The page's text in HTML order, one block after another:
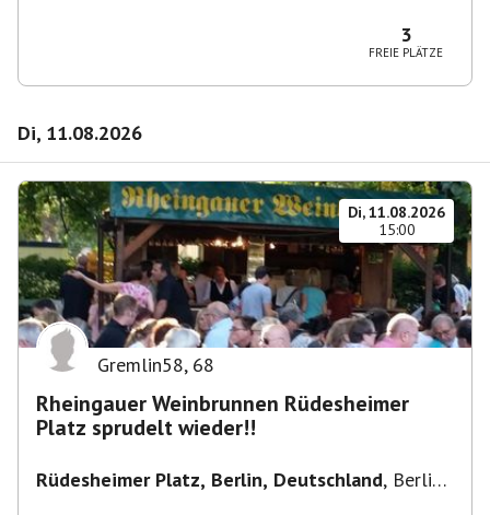
3
FREIE PLÄTZE
Di, 11.08.2026
Di, 11.08.2026
15:00
Gremlin58, 68
Rheingauer Weinbrunnen Rüdesheimer
Platz sprudelt wieder!!
Rüdesheimer Platz, Berlin, Deutschland, Berlin-